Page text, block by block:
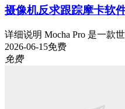
摄像机反求跟踪摩卡软
详细说明 Mocha Pro 是一款
2026-06-15免费
免费